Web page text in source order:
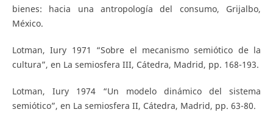
bienes: hacia una antropología del consumo, Grijalbo,
México.
Lotman, Iury 1971 “Sobre el mecanismo semiótico de la
cultura”, en La semiosfera III, Cátedra, Madrid, pp. 168-193.
Lotman, Iury 1974 “Un modelo dinámico del sistema
semiótico”, en La semiosfera II, Cátedra, Madrid, pp. 63-80.